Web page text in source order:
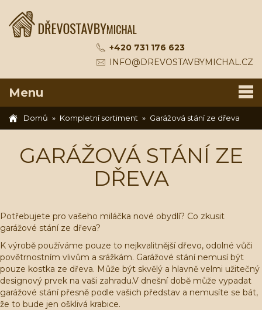
+420 731 176 623
INFO@DREVOSTAVBYMICHAL.CZ
Menu
Domů Kompletní sortiment Garážová stání ze dřeva
GARÁŽOVÁ STÁNÍ ZE
DŘEVA
Potřebujete pro vašeho miláčka nové obydlí? Co zkusit
garážové stání ze dřeva?
K výrobě používáme pouze to nejkvalitnější dřevo, odolné vůči
povětrnostním vlivům a srážkám. Garážové stání nemusí být
pouze kostka ze dřeva. Může být skvělý a hlavně velmi užitečný
designový prvek na vaši zahradu.V dnešní době může vypadat
garážové stání přesně podle vašich představ a nemusíte se bát,
že to bude jen ošklivá krabice.